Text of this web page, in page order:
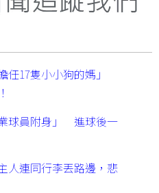
任17隻小小狗的媽」
球員附身」 進球後一
人連同行李丟路邊，悲